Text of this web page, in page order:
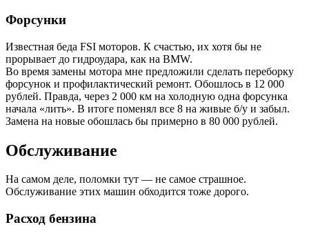
Форсунки
Известная беда FSI моторов. К счастью, их хотя бы не
прорывает до гидроудара, как на BMW.
Во время замены мотора мне предложили сделать переборку
форсунок и профилактический ремонт. Обошлось в 12 000
рублей. Правда, через 2 000 км на холодную одна форсунка
начала «лить». В итоге поменял все 8 на живые б/у и забыл.
Замена на новые обошлась бы примерно в 80 000 рублей.
Обслуживание
На самом деле, поломки тут — не самое страшное.
Обслуживание этих машин обходится тоже дорого.
Расход бензина